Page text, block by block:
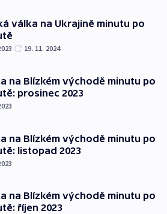
válka na Ukrajině minutu po
19. 11. 2024
na Blízkém východě minutu po
prosinec 2023
na Blízkém východě minutu po
listopad 2023
na Blízkém východě minutu po
říjen 2023